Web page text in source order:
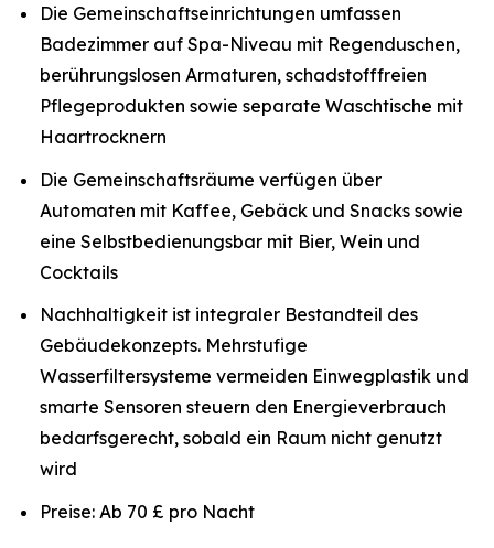
Die Gemeinschaftseinrichtungen umfassen
Badezimmer auf Spa-Niveau mit Regenduschen,
berührungslosen Armaturen, schadstofffreien
Pflegeprodukten sowie separate Waschtische mit
Haartrocknern
Die Gemeinschaftsräume verfügen über
Automaten mit Kaffee, Gebäck und Snacks sowie
eine Selbstbedienungsbar mit Bier, Wein und
Cocktails
Nachhaltigkeit ist integraler Bestandteil des
Gebäudekonzepts. Mehrstufige
Wasserfiltersysteme vermeiden Einwegplastik und
smarte Sensoren steuern den Energieverbrauch
bedarfsgerecht, sobald ein Raum nicht genutzt
wird
Preise: Ab 70 £ pro Nacht